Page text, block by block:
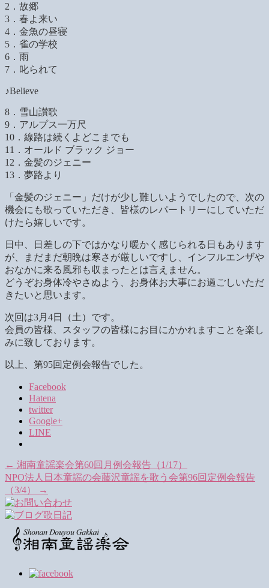
2．故郷
3．春よ来い
4．金魚の昼寝
5．雀の学校
6．雨
7．叱られて
♪Believe
8．雪山讃歌
9．アルプス一万尺
10．線路は続くよどこまでも
11．オールド ブラック ジョー
12．金髪のジェニー
13．夢路より
「金髪のジェニー」だけが少し難しいようでしたので、次の
機会にも歌っていただき、皆様のレパートリーにしていただ
けたら嬉しいです。
日中、日差しの下ではかなり暖かく感じられる日もあります
が、まだまだ朝晩は寒さが厳しいですし、インフルエンザや
おなかに来る風邪も収まったとは言えません。
どうぞお身体冷やさぬよう、お身体お大事にお過ごしいただ
きたいと思います。
次回は3月4日（土）です。
会員の皆様、スタッフの皆様にお目にかかれますことを楽し
みに致しております。
以上、第95回定例会報告でした。
Facebook
Hatena
twitter
Google+
LINE
← 湘南童謡楽会第60回月例会報告（1/17）
NPO法人日本童謡の会藤沢童謡を歌う会第96回定例会報告
（3/4）
→